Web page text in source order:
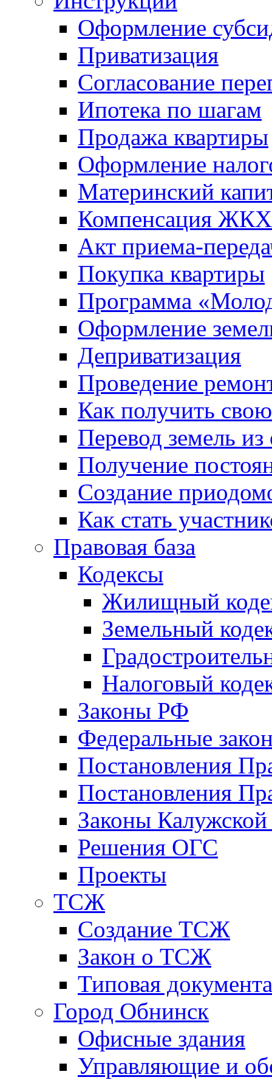
Оформление
Приватизация
Согласование
Ипотека по шагам
Продажа квартиры
Оформление
Материнский
Компенсация ЖКХ
Акт приема-
Покупка квартиры
Программа
Оформление
Деприватизация
Проведение
Как получить
Перевод земель
Получение
Создание
Как стать
Правовая база
Кодексы
Жилищный
Земельный
Налоговый
Законы РФ
Федеральные
Постановления
Постановления
Законы Калужской
Решения ОГС
Проекты
ТСЖ
Создание ТСЖ
Закон о ТСЖ
Типовая
Город Обнинск
Офисные здания
Управляющие и